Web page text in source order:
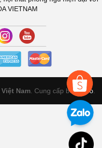
VIETNAM
Nam . Cung cấp bởiSapo